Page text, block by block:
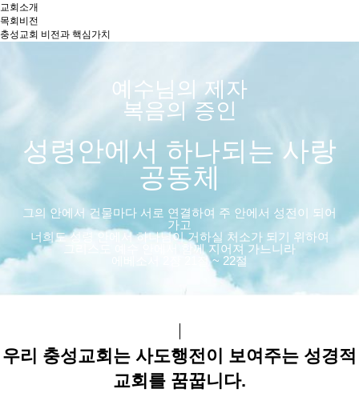
교회소개
목회비전
충성교회 비전과 핵심가치
예수님의 제자
복음의 증인
성령안에서 하나되는 사랑
공동체
그의 안에서 건물마다 서로 연결하여 주 안에서 성전이 되어
가고
너희도 성령 안에서 하나님이 거하실 처소가 되기 위하여
그리스도 예수 안에서 함께 지어져 가느니라
에베소서 2장 21절 ~ 22절
우리 충성교회는 사도행전이 보여주는 성경적
교회를 꿈꿉니다.